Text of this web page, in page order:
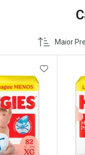
Maior